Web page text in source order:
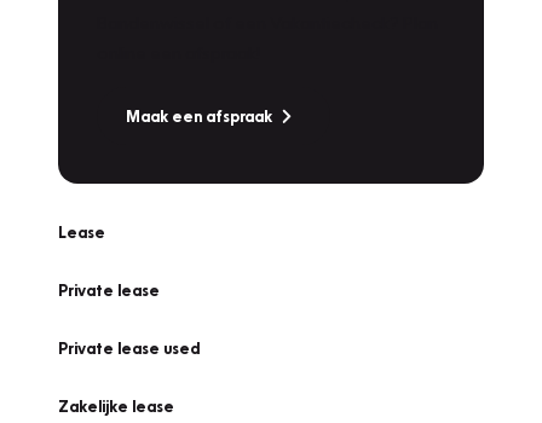
Maak een afspraak
Lease
Private lease
Private lease used
Zakelijke lease